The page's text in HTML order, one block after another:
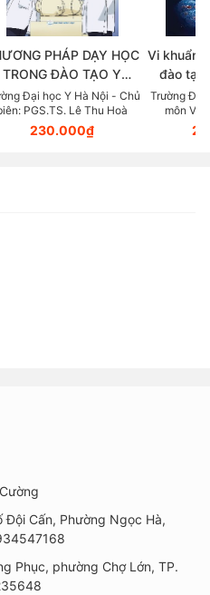
PHÁP DẠY HỌC
TRONG ĐÀO TẠO Y
DỰA TRÊN NĂNG
(Tài liệu dành cho
giảng viên các ngành
Đại học Y Hà Nội - Chủ
PGS.TS. Lê Thu Hoà
230.000₫
Vi khuẩn
đào tạo
viên
Trường Đại
môn Vi
Đội Cấn, Phường Ngọc Hà,
Phục, phường Chợ Lớn, TP.